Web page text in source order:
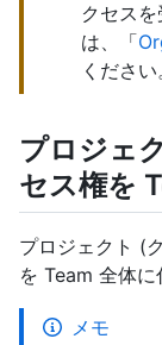
クセス
は、「
ください
プロジェ
セス権を
プロジェクト (
を Team 全体に
メモ